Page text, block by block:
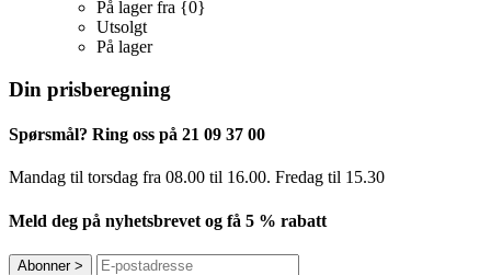
På lager fra {0}
Utsolgt
På lager
Din prisberegning
Spørsmål? Ring oss på 21 09 37 00
Mandag til torsdag ​​fra 08.00 til 16.00. Fredag til 15.30
Meld deg på nyhetsbrevet og få 5 % rabatt
Abonner>